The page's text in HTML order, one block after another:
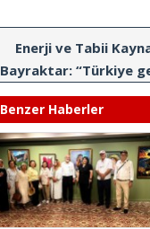
Enerji ve Tabii
Bayraktar: “Türkiye
petrol üretimiyle
Benzer Haberler